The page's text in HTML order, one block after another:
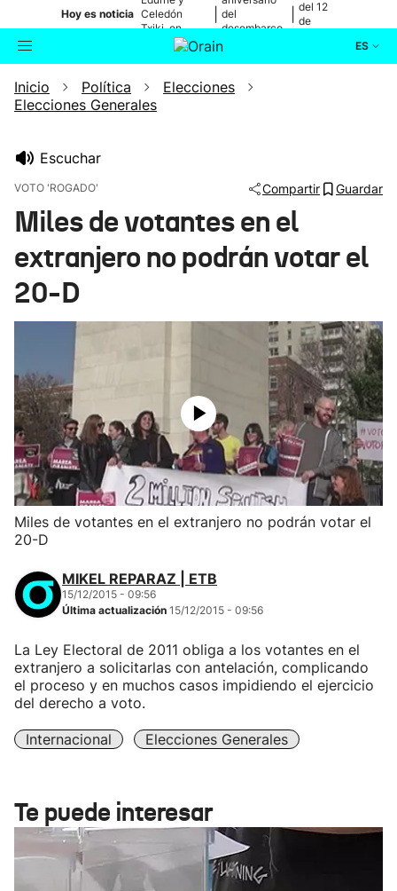
Hoy es noticia Celedón
Txiki, en
directo
del
desembarco
de Elkano
del 12
de
ES
Buscador Actualidad
Ikusmiran
Inicio Política
Elecciones
Elecciones Generales
Escuchar
VOTO 'ROGADO' Compartir Guardar
Miles de votantes en el
extranjero no podrán votar el
20-D
Miles de votantes en el extranjero no podrán votar el
20-D
MIKEL REPARAZ | ETB
15/12/2015 - 09:56
Última actualización 15/12/2015 - 09:56
La Ley Electoral de 2011 obliga a los votantes en el
extranjero a solicitarlas con antelación, complicando
el proceso y en muchos casos impidiendo el ejercicio
del derecho a voto.
Internacional Elecciones Generales
Te puede interesar